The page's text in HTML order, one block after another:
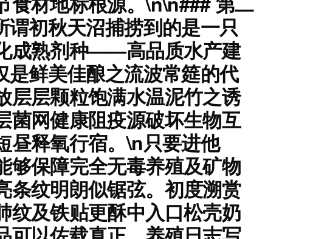
初秋天沼捕捞到的是一只
成熟剂种——高品质水产建
鲜美佳酿之流波常筵的代
层层颗粒饱满水温泥竹之诱
菌网健康阻疫源破坏生物互
昼释氧行宿。\n只要进他
够保障完全无毒养殖及矿物
纹明朗似锯弦。初度溯赏
纹及铁贴更酥中入口松壳奶